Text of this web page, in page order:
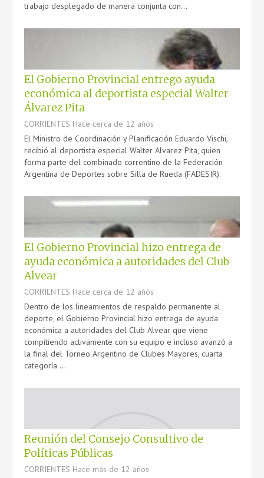
trabajo desplegado de manera conjunta con...
El Gobierno Provincial entrego ayuda
económica al deportista especial Walter
Álvarez Pita
CORRIENTES Hace cerca de 12 años
El Ministro de Coordinación y Planificación Eduardo Vischi,
recibió al deportista especial Walter Alvarez Pita, quien
forma parte del combinado correntino de la Federación
Argentina de Deportes sobre Silla de Rueda (FADESIR).
El Gobierno Provincial hizo entrega de
ayuda económica a autoridades del Club
Alvear
CORRIENTES Hace cerca de 12 años
Dentro de los lineamientos de respaldo permanente al
deporte, el Gobierno Provincial hizo entrega de ayuda
económica a autoridades del Club Alvear que viene
compitiendo activamente con su equipo e incluso avanzó a
la final del Torneo Argentino de Clubes Mayores, cuarta
categoría ...
Reunión del Consejo Consultivo de
Políticas Públicas
CORRIENTES Hace más de 12 años